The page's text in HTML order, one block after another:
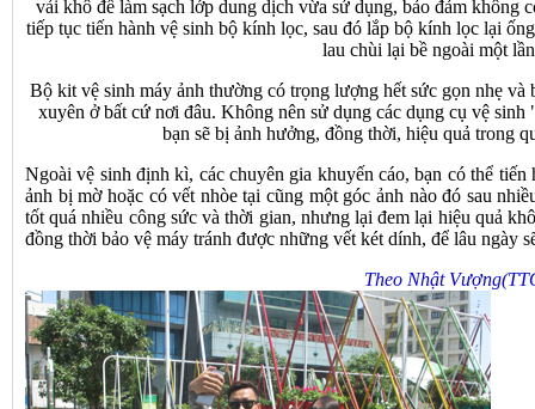
vải khô để làm sạch lớp dung dịch vừa sử dụng, bảo đảm không
tiếp tục tiến hành vệ sinh bộ kính lọc, sau đó lắp bộ kính lọc lại
lau chùi lại bề ngoài một
Bộ kit vệ sinh máy ảnh thường có trọng lượng hết sức gọn nhẹ và
xuyên ở bất cứ nơi đâu. Không nên sử dụng các dụng cụ vệ
bạn sẽ bị ảnh hưởng, đồng thời, hiệu quả trong
Ngoài vệ sinh định kì, các chuyên gia khuyến cáo, bạn có thể
ảnh bị mờ hoặc có vết nhòe tại cũng một góc ảnh nào đó sau
tốt quá nhiều công sức và thời gian, nhưng lại đem lại hiệu quả
đồng thời bảo vệ máy tránh được những vết két dính, để lâu ngày
Theo Nhật